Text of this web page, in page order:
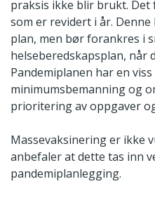
praksis ikke blir brukt.
som er revidert i år.
plan, men bør forankres i
helseberedskapsplan, når
Pandemiplanen har en
minimumsbemanning og
prioritering av oppgaver
Massevaksinering er ikke
anbefaler at dette tas inn
pandemiplanlegging.